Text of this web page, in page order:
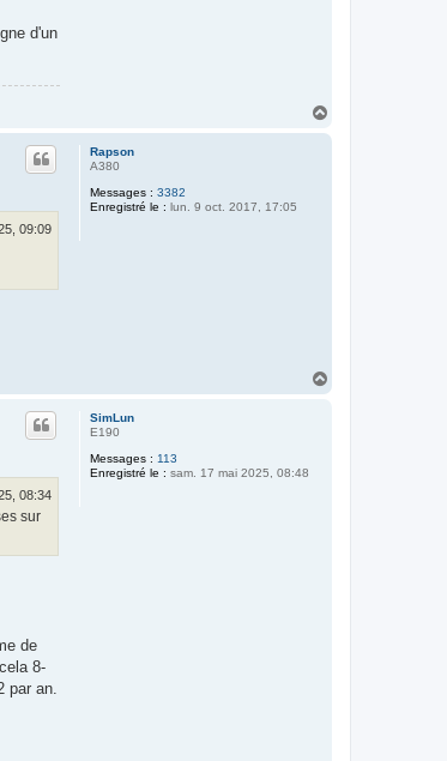
d'un
Rapson
A380
Messages : 3382
Enregistré le : lun. 9 oct. 2017, 17:05
09:09
SimLun
E190
Messages : 113
Enregistré le : sam. 17 mai 2025, 08:48
08:34
sur
de
8-
par an.